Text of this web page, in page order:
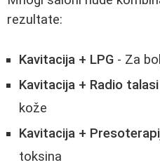
rezultate:
Kavitacija + LPG - Za
Kavitacija + Radio talasi
kože
Kavitacija +
toksina